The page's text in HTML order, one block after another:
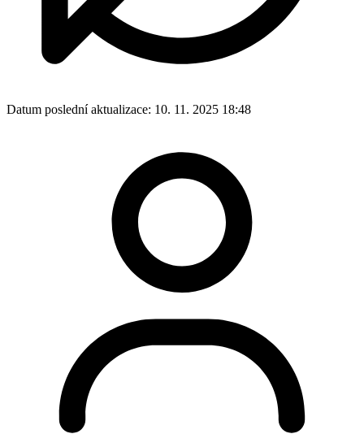
Datum poslední aktualizace: 10. 11. 2025 18:48